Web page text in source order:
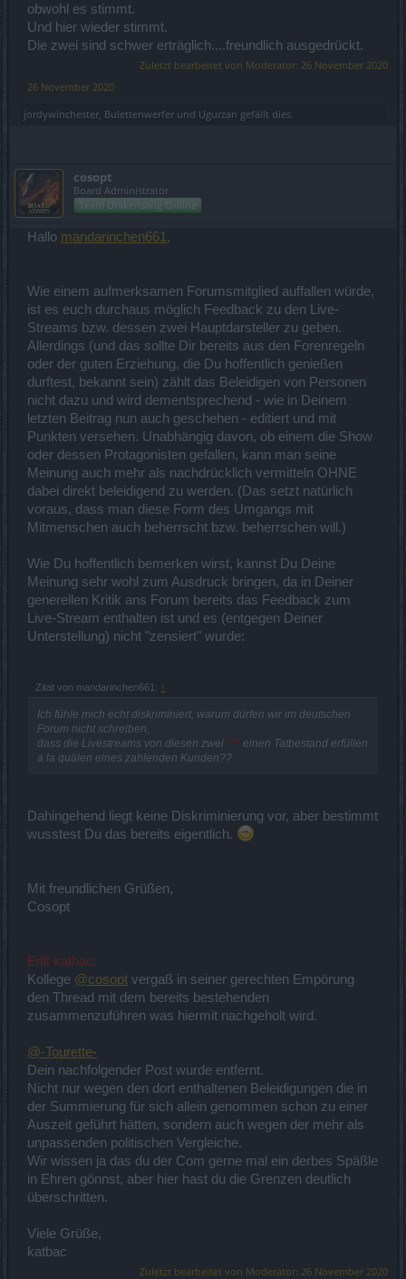
obwohl es stimmt.
Und hier wieder stimmt.
Die zwei sind schwer erträglich....freundlich ausgedrückt.
Zuletzt bearbeitet von Moderator: 26 November 2020
26 November 2020
jordywinchester, Bulettenwerfer und Ugurzan gefällt dies.
cosopt
Board Administrator
Team Drakensang Online
Hallo mandarinchen661,
Wie einem aufmerksamen Forumsmitglied auffallen würde,
ist es euch durchaus möglich Feedback zu den Live-
Streams bzw. dessen zwei Hauptdarsteller zu geben.
Allerdings (und das sollte Dir bereits aus den Forenregeln
oder der guten Erziehung, die Du hoffentlich genießen
durftest, bekannt sein) zählt das Beleidigen von Personen
nicht dazu und wird dementsprechend - wie in Deinem
letzten Beitrag nun auch geschehen - editiert und mit
Punkten versehen. Unabhängig davon, ob einem die Show
oder dessen Protagonisten gefallen, kann man seine
Meinung auch mehr als nachdrücklich vermitteln OHNE
dabei direkt beleidigend zu werden. (Das setzt natürlich
voraus, dass man diese Form des Umgangs mit
Mitmenschen auch beherrscht bzw. beherrschen will.)
Wie Du hoffentlich bemerken wirst, kannst Du Deine
Meinung sehr wohl zum Ausdruck bringen, da in Deiner
generellen Kritik ans Forum bereits das Feedback zum
Live-Stream enthalten ist und es (entgegen Deiner
Unterstellung) nicht "zensiert" wurde:
Zitat von mandarinchen661: ↑
Ich fühle mich echt diskriminiert, warum dürfen wir im deutschen
Forum nicht schreiben,
dass die Livestreams von diesen zwei *** einen Tatbestand erfüllen
a la quälen eines zahlenden Kunden??
Dahingehend liegt keine Diskriminierung vor, aber bestimmt
wusstest Du das bereits eigentlich.
Mit freundlichen Grüßen,
Cosopt
Edit katbac:
Kollege @cosopt vergaß in seiner gerechten Empörung
den Thread mit dem bereits bestehenden
zusammenzuführen was hiermit nachgeholt wird.
@-Tourette-
Dein nachfolgender Post wurde entfernt.
Nicht nur wegen den dort enthaltenen Beleidigungen die in
der Summierung für sich allein genommen schon zu einer
Auszeit geführt hätten, sondern auch wegen der mehr als
unpassenden politischen Vergleiche.
Wir wissen ja das du der Com gerne mal ein derbes Späßle
in Ehren gönnst, aber hier hast du die Grenzen deutlich
überschritten.
Viele Grüße,
katbac
Zuletzt bearbeitet von Moderator: 26 November 2020